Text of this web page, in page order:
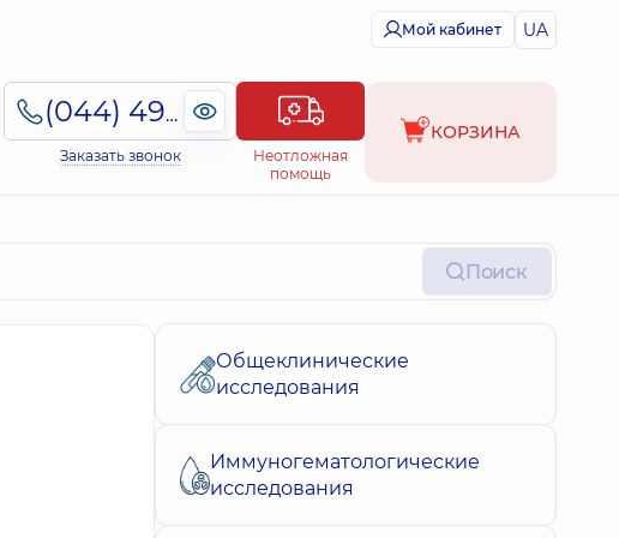
Мой кабинет UA
(044) 495-2-888
Заказать звонок
Неотложная
помощь
КОРЗИНА
Поиск
Общеклинические
исследования
Иммуногематологические
исследования